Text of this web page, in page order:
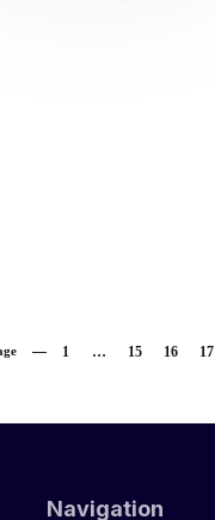
1 … 15 16 17
Navigation